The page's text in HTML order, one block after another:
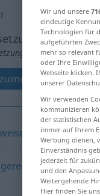
anklicken/
zuteilen,
gerecht zuteilenod
Wir und unsere
eindeutige
Technologien für
aufgeführten
mehr so relevant
oder Ihre
Webseite klicken.
unserer
Wir verwenden
kommunizieren
der statistischen
immer auf Ihrem
Werbung dienen,
Einverständnis
jederzeit für
und den
Weitergehende
Hier finden Sie